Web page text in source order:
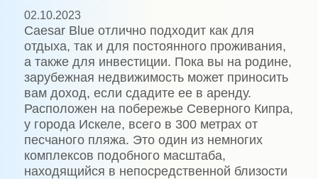
02.10.2023
Caesar Blue отлично подходит как для
отдыха, так и для постоянного проживания,
а также для инвестиции. Пока вы на родине,
зарубежная недвижимость может приносить
вам доход, если сдадите ее в аренду.
Расположен на побережье Северного Кипра,
у города Искеле, всего в 300 метрах от
песчаного пляжа. Это один из немногих
комплексов подобного масштаба,
находящийся в непосредственной близости